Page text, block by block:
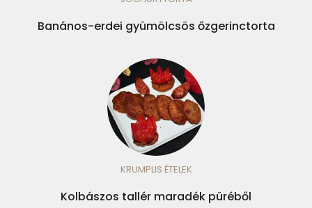
Banános-erdei gyümölcsös őzgerinctorta
KRUMPLIS ÉTELEK
Kolbászos tallér maradék püréből